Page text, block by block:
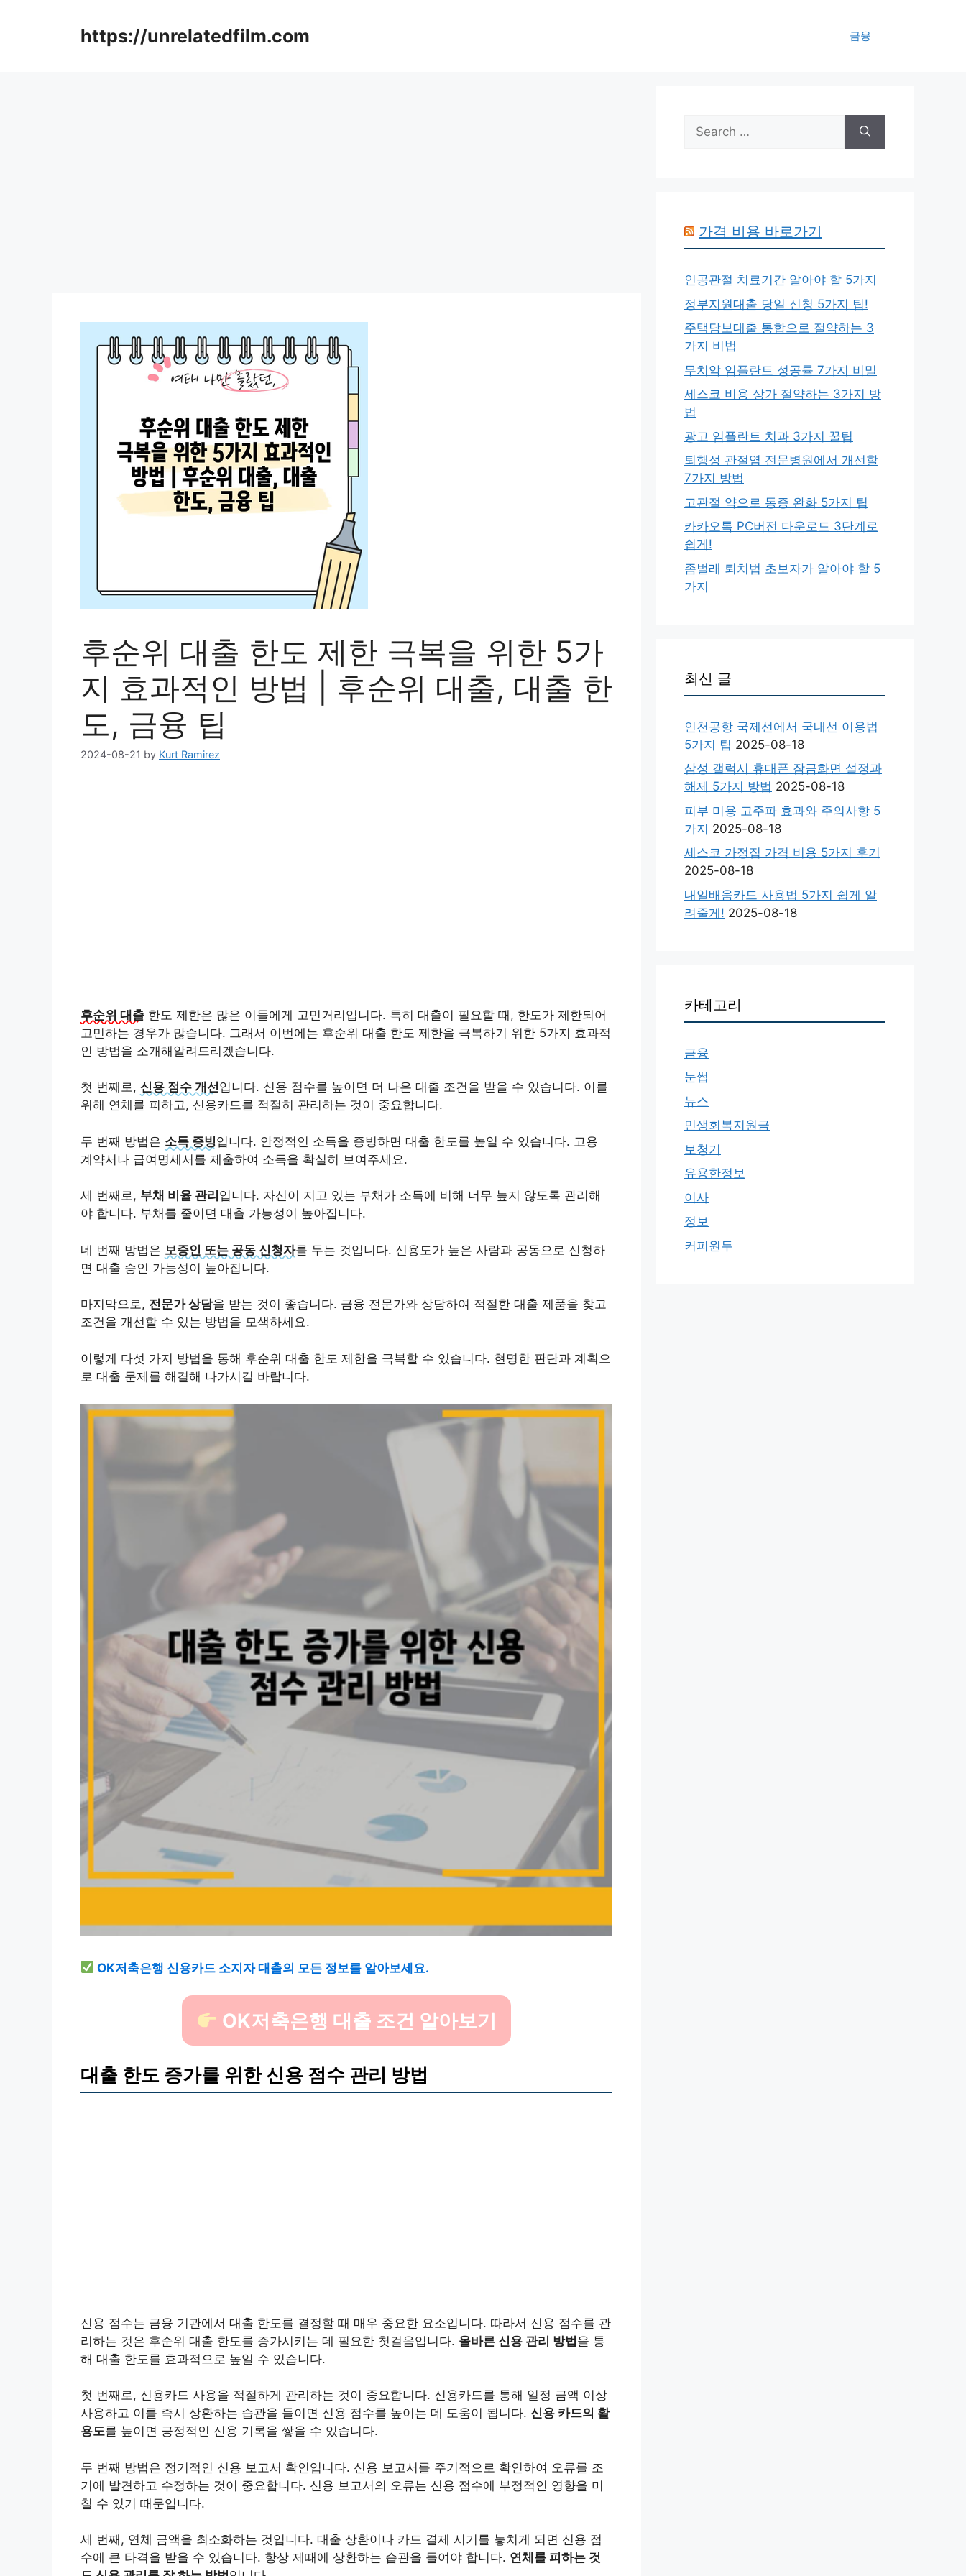
https://unrelatedfilm.com 금융
후순위 대출 한도 제한 극복을 위한 5가
지 효과적인 방법 | 후순위 대출, 대출 한
도, 금융 팁
2024-08-21 by Kurt Ramirez
후순위 대출 한도 제한은 많은 이들에게 고민거리입니다. 특히 대출이 필요할 때, 한도가 제한되어
고민하는 경우가 많습니다. 그래서 이번에는 후순위 대출 한도 제한을 극복하기 위한 5가지 효과적
인 방법을 소개해알려드리겠습니다.
첫 번째로, 신용 점수 개선입니다. 신용 점수를 높이면 더 나은 대출 조건을 받을 수 있습니다. 이를
위해 연체를 피하고, 신용카드를 적절히 관리하는 것이 중요합니다.
두 번째 방법은 소득 증빙입니다. 안정적인 소득을 증빙하면 대출 한도를 높일 수 있습니다. 고용
계약서나 급여명세서를 제출하여 소득을 확실히 보여주세요.
세 번째로, 부채 비율 관리 입니다. 자신이 지고 있는 부채가 소득에 비해 너무 높지 않도록 관리해
야 합니다. 부채를 줄이면 대출 가능성이 높아집니다.
네 번째 방법은 보증인 또는 공동 신청자를 두는 것입니다. 신용도가 높은 사람과 공동으로 신청하
면 대출 승인 가능성이 높아집니다.
마지막으로, 전문가 상담을 받는 것이 좋습니다. 금융 전문가와 상담하여 적절한 대출 제품을 찾고
조건을 개선할 수 있는 방법을 모색하세요.
이렇게 다섯 가지 방법을 통해 후순위 대출 한도 제한을 극복할 수 있습니다. 현명한 판단과 계획으
로 대출 문제를 해결해 나가시길 바랍니다.
OK저축은행 신용카드 소지자 대출의 모든 정보를 알아보세요.
OK저축은행 대출 조건 알아보기
대출 한도 증가를 위한 신용 점수 관리 방법
신용 점수는 금융 기관에서 대출 한도를 결정할 때 매우 중요한 요소입니다. 따라서 신용 점수를 관
리하는 것은 후순위 대출 한도를 증가시키는 데 필요한 첫걸음입니다. 올바른 신용 관리 방법을 통
해 대출 한도를 효과적으로 높일 수 있습니다.
첫 번째로, 신용카드 사용을 적절하게 관리하는 것이 중요합니다. 신용카드를 통해 일정 금액 이상
사용하고 이를 즉시 상환하는 습관을 들이면 신용 점수를 높이는 데 도움이 됩니다. 신용 카드의 활
용도를 높이면 긍정적인 신용 기록을 쌓을 수 있습니다.
두 번째 방법은 정기적인 신용 보고서 확인입니다. 신용 보고서를 주기적으로 확인하여 오류를 조
기에 발견하고 수정하는 것이 중요합니다. 신용 보고서의 오류는 신용 점수에 부정적인 영향을 미
칠 수 있기 때문입니다.
세 번째, 연체 금액을 최소화하는 것입니다. 대출 상환이나 카드 결제 시기를 놓치게 되면 신용 점
수에 큰 타격을 받을 수 있습니다. 항상 제때에 상환하는 습관을 들여야 합니다. 연체를 피하는 것
Search
for:
가격 비용 바로가기
인공관절 치료기간 알아야 할 5가지
정부지원대출 당일 신청 5가지 팁!
주택담보대출 통합으로 절약하는 3
가지 비법
무치악 임플란트 성공률 7가지 비밀
세스코 비용 상가 절약하는 3가지 방
법
광고 임플란트 치과 3가지 꿀팁
퇴행성 관절염 전문병원에서 개선할
7가지 방법
고관절 약으로 통증 완화 5가지 팁
카카오톡 PC버전 다운로드 3단계로
쉽게!
좀벌래 퇴치법 초보자가 알아야 할 5
가지
최신 글
인천공항 국제선에서 국내선 이용법
5가지 팁 2025-08-18
삼성 갤럭시 휴대폰 잠금화면 설정과
해제 5가지 방법 2025-08-18
피부 미용 고주파 효과와 주의사항 5
가지 2025-08-18
세스코 가정집 가격 비용 5가지 후기
2025-08-18
내일배움카드 사용법 5가지 쉽게 알
려줄게! 2025-08-18
카테고리
금융
눈썹
뉴스
민생회복지원금
보청기
유용한정보
이사
정보
커피원두